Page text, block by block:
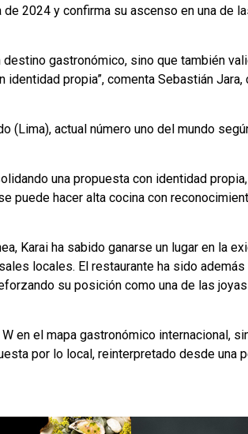
2024 y confirma su ascenso en una de
gastronómico, sino que también
propia”, comenta Sebastián
(Lima), actual número uno del mundo
una propuesta con identidad
puede hacer alta cocina con
Karai ha sabido ganarse un lugar en la
locales. El restaurante ha sido
su posición como una de las
en el mapa gastronómico internacional,
por lo local, reinterpretado desde una